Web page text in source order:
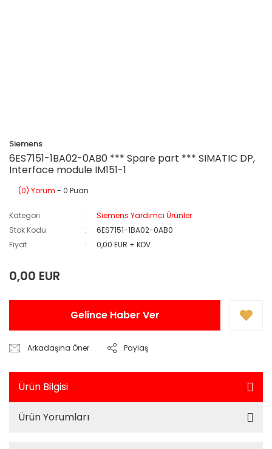
Siemens
6ES7151-1BA02-0AB0 *** Spare part *** SIMATIC DP,
Interface module IM151-1
(0) Yorum - 0 Puan
Kategori
Siemens Yardımcı Ürünler
Stok Kodu
6ES7151-1BA02-0AB0
Fiyat
0,00 EUR + KDV
0,00 EUR
Gelince Haber Ver
Arkadaşına Öner Paylaş
Ürün Bilgisi
Ürün Yorumları